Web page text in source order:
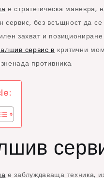
е стратегическа маневра,
сервис, без всъщност да
захват и
сервис в критични
противника.
е заблуждаваща техника,